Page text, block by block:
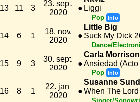
13 11 3
23. sept.
2020
● Liggi
Pop Info
14 6 1
18. nov.
2020
●
Little Big
Suck My Dick
Dance/
15 9 3
30. sept.
2020
●
Carla Morrison
Ansiedad (Acto
Pop Info
16 8 1
22. jan.
2020
●
Susanne
When The Lord
Singer/